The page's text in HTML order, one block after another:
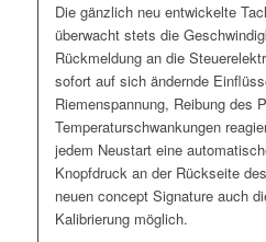
Die gänzlich neu entwickelte
überwacht stets die
Rückmeldung an die
sofort auf sich ändernde
Riemenspannung, Reibung des
Temperaturschwankungen
jedem Neustart eine
Knopfdruck an der Rückseite
neuen concept Signature auch
Kalibrierung möglich.